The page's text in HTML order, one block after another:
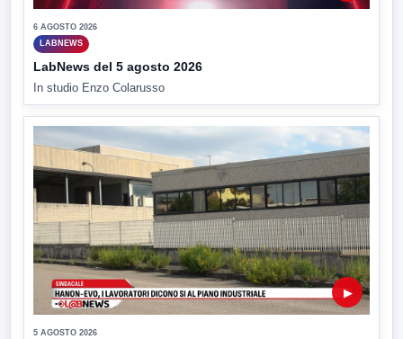
6 AGOSTO 2026
LABNEWS
LabNews del 5 agosto 2026
In studio Enzo Colarusso
▶
5 AGOSTO 2026